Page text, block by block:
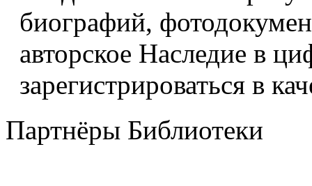
биографий,
авторское Наследие в
зарегистрироваться в
Партнёры Библиотеки